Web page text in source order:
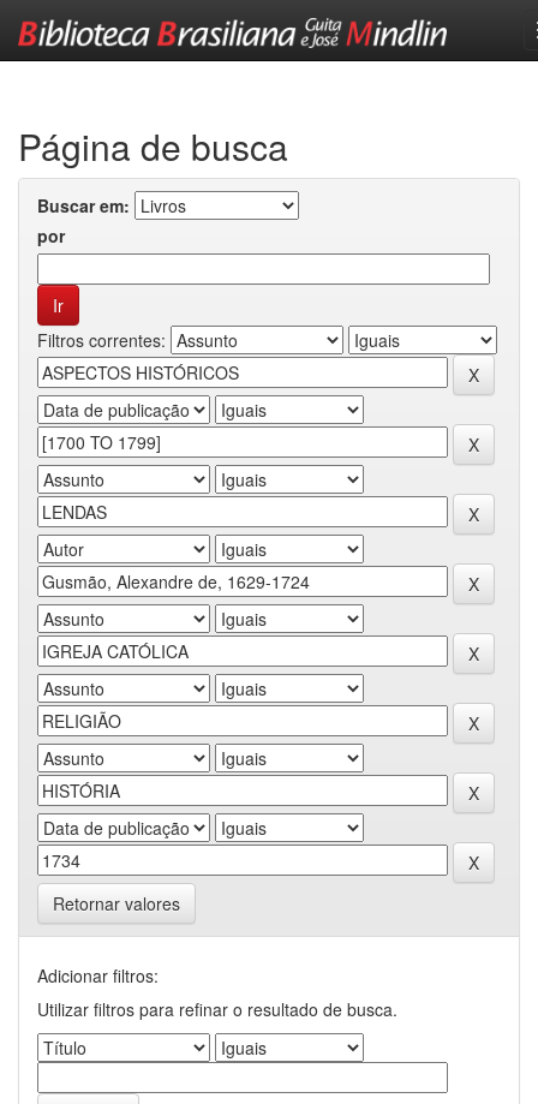
Página de busca
Buscar em:
por
Filtros correntes:
Retornar valores
Adicionar filtros:
Utilizar filtros para refinar o resultado de busca.